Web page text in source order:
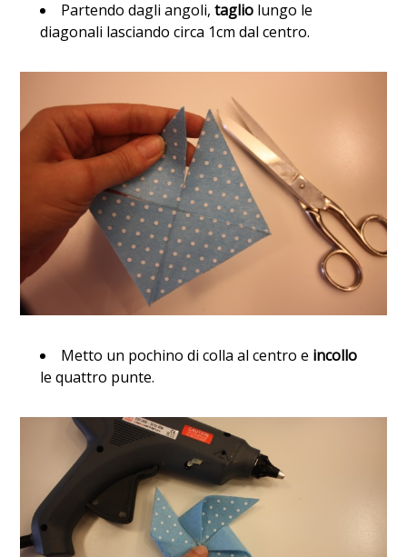
Partendo dagli angoli, tagliolungo le
diagonali lasciando circa 1cm dal centro.
Metto un pochino di colla al centro e incollo
le quattro punte.